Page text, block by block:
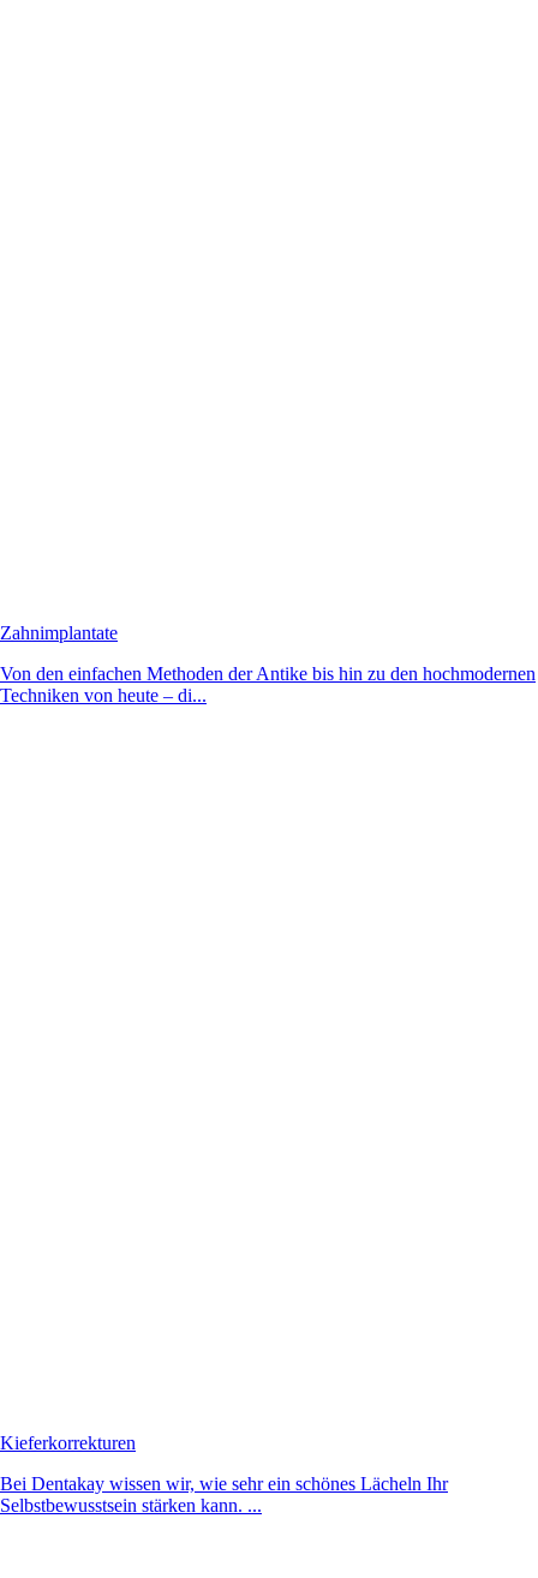
Zahnimplantate
Von den einfachen Methoden der Antike bis hin zu den hochmodernen
Techniken von heute – di...
Kieferkorrekturen
Bei Dentakay wissen wir, wie sehr ein schönes Lächeln Ihr
Selbstbewusstsein stärken kann. ...